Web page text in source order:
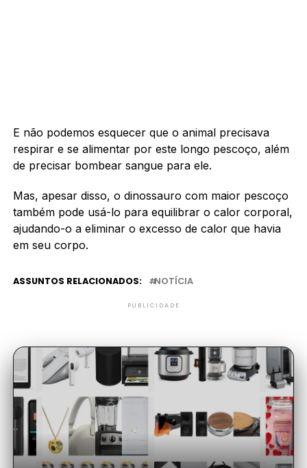
E não podemos esquecer que o animal precisava
respirar e se alimentar por este longo pescoço, além
de precisar bombear sangue para ele.
Mas, apesar disso, o dinossauro com maior pescoço
também pode usá-lo para equilibrar o calor corporal,
ajudando-o a eliminar o excesso de calor que havia
em seu corpo.
ASSUNTOS RELACIONADOS: NOTÍCIA
PUBLICIDADE